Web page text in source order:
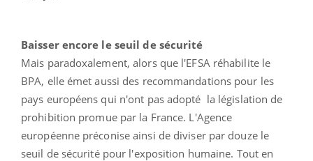
Baisser encore le seuil de sécurité
Mais paradoxalement, alors que l'EFSA réhabilite le
BPA, elle émet aussi des recommandations pour les
pays européens qui n'ont pas adopté la législation de
prohibition promue par la France. L'Agence
européenne préconise ainsi de diviser par douze le
seuil de sécurité pour l'exposition humaine. Tout en